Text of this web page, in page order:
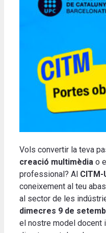
Vols convertir la teva
creació multimèdia o
professional? Al CITM-
coneixement al teu
al sector de les
dimecres 9 de
el nostre model docent